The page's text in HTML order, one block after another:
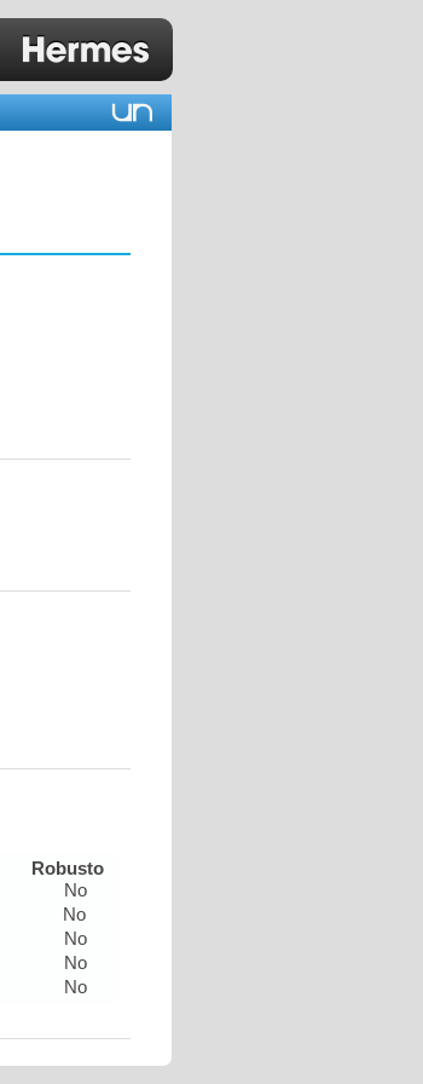
Robusto
No
No
No
No
No